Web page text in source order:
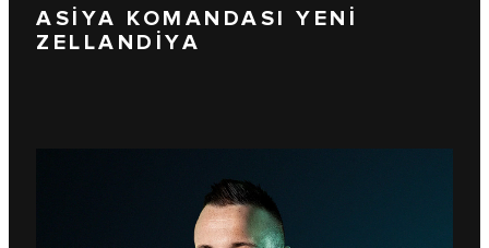
ASİYA KOMANDASI YENİ
ZELLANDİYA